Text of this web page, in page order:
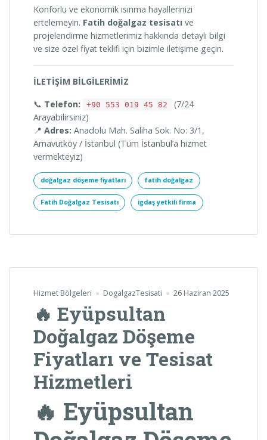
Konforlu ve ekonomik ısınma hayallerinizi
ertelemeyin. Fatih doğalgaz tesisatı ve
projelendirme hizmetlerimiz hakkında detaylı bilgi
ve size özel fiyat teklifi için bizimle iletişime geçin.
İLETİŞİM BİLGİLERİMİZ
📞 Telefon: +90 553 019 45 82
(7/24
Arayabilirsiniz)
📍 Adres: Anadolu Mah. Saliha Sok. No: 3/1,
Arnavutköy / İstanbul (Tüm İstanbul’a hizmet
vermekteyiz)
doğalgaz döşeme fiyatları fatih doğalgaz
Fatih Doğalgaz Tesisatı igdaş yetkili firma
Hizmet Bölgeleri DogalgazTesisati 26 Haziran 2025
🔥 Eyüpsultan
Doğalgaz Döşeme
Fiyatları ve Tesisat
Hizmetleri
🔥 Eyüpsultan